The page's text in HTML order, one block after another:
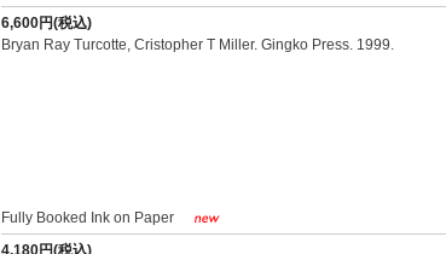
6,600円(税込)
Bryan Ray Turcotte, Cristopher T Miller. Gingko Press. 1999.
Fully Booked Ink on Paper
4,180円(税込)